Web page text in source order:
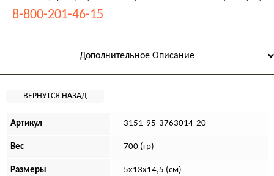
8-800-201-46-15
Дополнительное Описание
Артикул 3151-95-3763014-20
Вес 700 (гр)
Размеры 5х13х14,5 (см)